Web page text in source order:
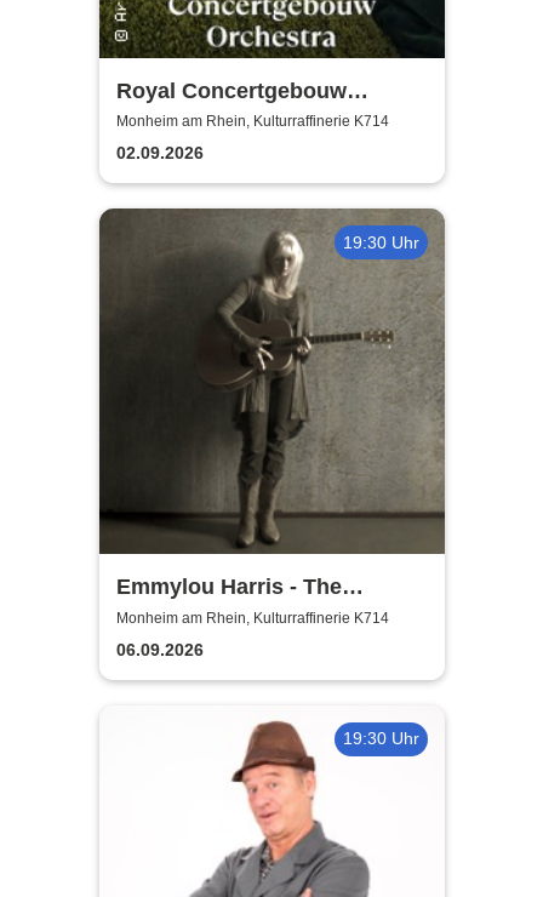
Royal Concertgebouw
Orchestra | Víkingur Ólafsson
Monheim am Rhein, Kulturraffinerie K714
02.09.2026
19:30 Uhr
Emmylou Harris - The
European Farewell Tour
Monheim am Rhein, Kulturraffinerie K714
06.09.2026
19:30 Uhr